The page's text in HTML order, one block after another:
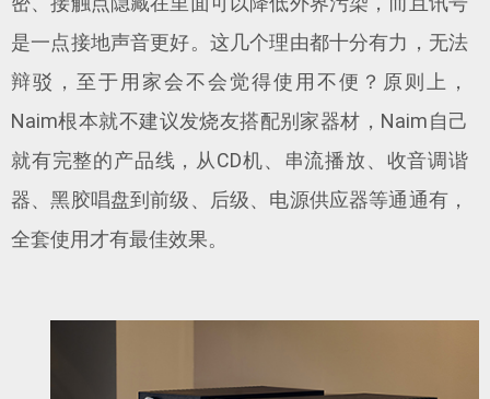
是一点接地声音更好。这几个理由都十分有力，无法
辩驳，至于用家会不会觉得使用不便？原则上，
Naim根本就不建议发烧友搭配别家器材，Naim自己
就有完整的产品线，从CD机、串流播放、收音调谐
器、黑胶唱盘到前级、后级、电源供应器等通通有，
全套使用才有最佳效果。